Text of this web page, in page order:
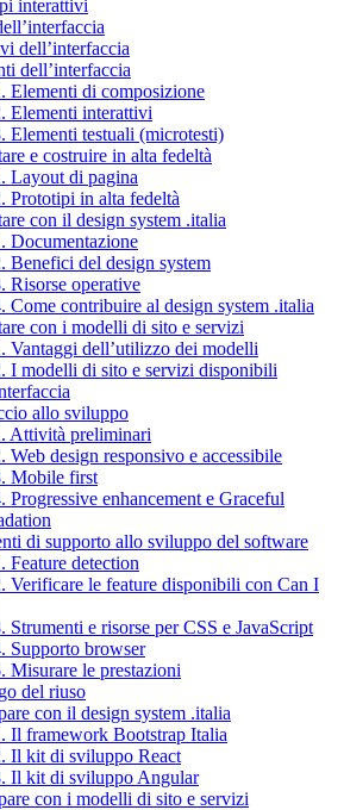
interattivi
dell’interfaccia
dell’interfaccia
Elementi di composizione
Elementi interattivi
Elementi testuali (microtesti)
e costruire in alta fedeltà
Layout di pagina
Prototipi in alta fedeltà
con il design system .italia
Documentazione
Benefici del design system
Risorse operative
Come contribuire al design system .italia
con i modelli di sito e servizi
Vantaggi dell’utilizzo dei modelli
I modelli di sito e servizi disponibili
allo sviluppo
Attività preliminari
Web design responsivo e accessibile
Mobile first
Progressive enhancement e Graceful
di supporto allo sviluppo del software
Feature detection
Verificare le feature disponibili con Can I
Strumenti e risorse per CSS e JavaScript
Supporto browser
Misurare le prestazioni
del riuso
con il design system .italia
Il framework Bootstrap Italia
Il kit di sviluppo React
Il kit di sviluppo Angular
con i modelli di sito e servizi